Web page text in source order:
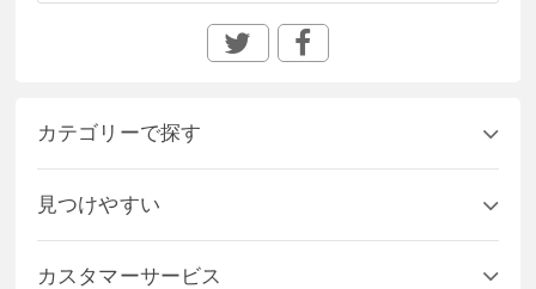
カテゴリーで探す
見つけやすい
カスタマーサービス